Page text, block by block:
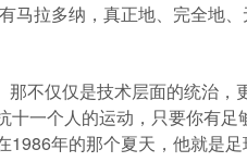
马拉多纳，真正地、完全地
不仅仅是技术层面的统治，
一个人的运动，只要你有
年的那个夏天，他就是足